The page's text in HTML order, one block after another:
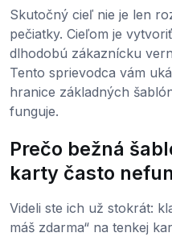
Skutočný cieľ nie je len
pečiatky. Cieľom je
dlhodobú zákaznícku
Tento sprievodca vám
hranice základných
funguje.
Prečo bežná
karty často
Videli ste ich už stokrát:
máš zdarma“ na tenkej